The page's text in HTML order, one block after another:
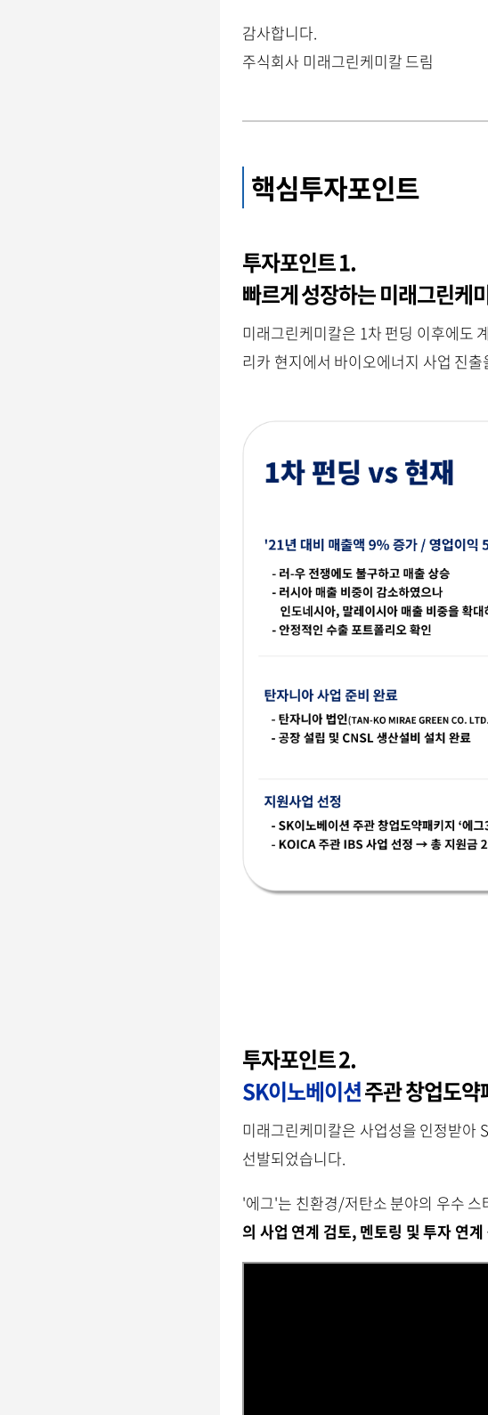
감사합니다.
주식회사 미래그린케미칼 드림
핵심투자포인트
투자포인트 1.
빠르게 성장하는 미래그린케
미래그린케미칼은 1차 펀딩 이후에도
리카 현지에서 바이오에너지 사업 진
투자포인트 2.
SK이노베이션주관 창업도약
미래그린케미칼은 사업성을 인정받아
선발되었습니다.
'에그'는 친환경/저탄소 분야의 우수
의 사업 연계 검토, 멘토링 및 투자 연계